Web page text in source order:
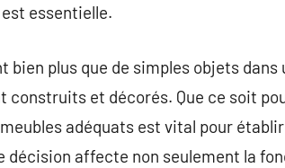
essentielle.
bien plus que de simples objets
construits et décorés. Que ce soit
adéquats est vital pour
affecte non seulement la